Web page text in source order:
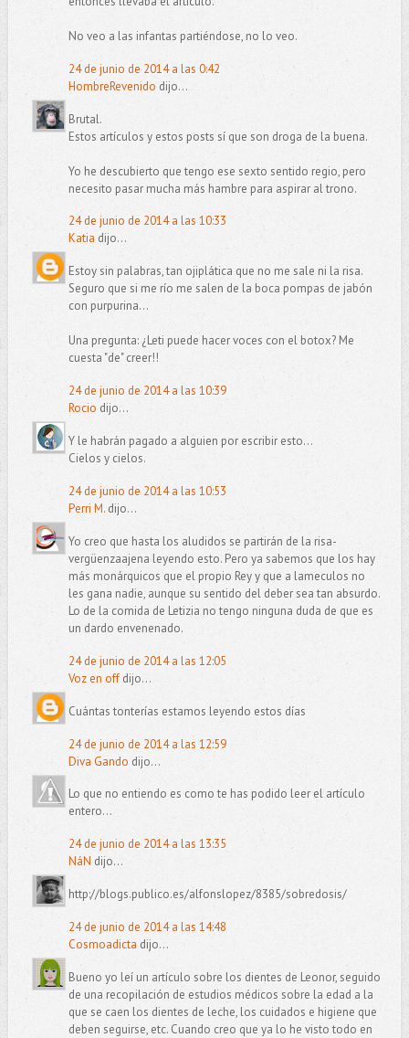
No veo a las infantas partiéndose, no lo veo.
24 de junio de 2014 a las 0:42
HombreRevenido dijo...
Brutal.
Estos artículos y estos posts sí que son droga de la buena.
Yo he descubierto que tengo ese sexto sentido regio, pero
necesito pasar mucha más hambre para aspirar al trono.
24 de junio de 2014 a las 10:33
Katia dijo...
Estoy sin palabras, tan ojiplática que no me sale ni la risa.
Seguro que si me río me salen de la boca pompas de jabón
con purpurina...
Una pregunta: ¿Leti puede hacer voces con el botox? Me
cuesta "de" creer!!
24 de junio de 2014 a las 10:39
Rocio dijo...
Y le habrán pagado a alguien por escribir esto...
Cielos y cielos.
24 de junio de 2014 a las 10:53
Perri M.dijo...
Yo creo que hasta los aludidos se partirán de la risa-
vergüenzaajena leyendo esto. Pero ya sabemos que los hay
más monárquicos que el propio Rey y que a lameculos no
les gana nadie, aunque su sentido del deber sea tan absurdo.
Lo de la comida de Letizia no tengo ninguna duda de que es
un dardo envenenado.
24 de junio de 2014 a las 12:05
Voz en offdijo...
Cuántas tonterías estamos leyendo estos días
24 de junio de 2014 a las 12:59
Diva Gando dijo...
Lo que no entiendo es como te has podido leer el artículo
entero...
24 de junio de 2014 a las 13:35
NáN dijo...
http://blogs.publico.es/alfonslopez/8385/sobredosis/
24 de junio de 2014 a las 14:48
Cosmoadicta dijo...
Bueno yo leí un artículo sobre los dientes de Leonor, seguido
de una recopilación de estudios médicos sobre la edad a la
que se caen los dientes de leche, los cuidados e higiene que
deben seguirse, etc. Cuando creo que ya lo he visto todo en